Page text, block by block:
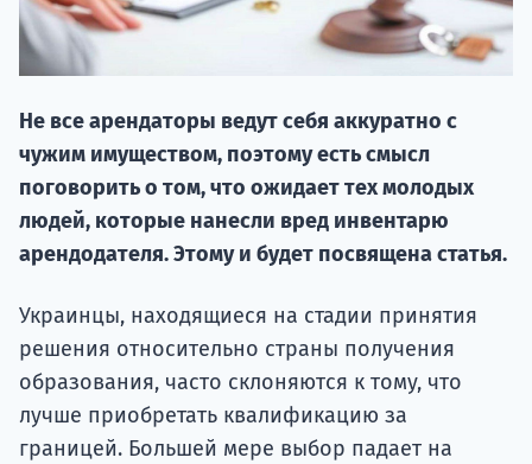
Не все арендаторы ведут себя аккуратно с
чужим имуществом, поэтому есть смысл
поговорить о том, что ожидает тех молодых
людей, которые нанесли вред инвентарю
арендодателя. Этому и будет посвящена статья.
Украинцы, находящиеся на стадии принятия
решения относительно страны получения
образования, часто склоняются к тому, что
лучше приобретать квалификацию за
границей. Большей мере выбор падает на